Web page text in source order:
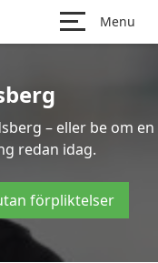
Menu
– eller be om en
redan idag.
förpliktelser